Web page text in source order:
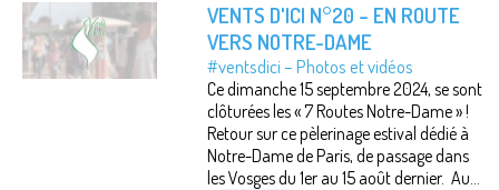
VENTS D'ICI N°20 – EN ROUTE
VERS NOTRE-DAME
#ventsdici – Photos et vidéos
Ce dimanche 15 septembre 2024, se sont
clôturées les « 7 Routes Notre-Dame » !
Retour sur ce pèlerinage estival dédié à
Notre-Dame de Paris, de passage dans
les Vosges du 1er au 15 août dernier. Au...